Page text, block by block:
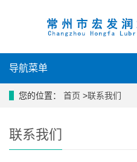
导航菜单
您的位置： 首页 >联系我们
联系我们